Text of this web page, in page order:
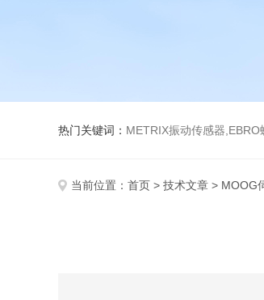
热门关键词： METRIX振动传感器
当前位置： 首页 > 技术文章 > MOOG